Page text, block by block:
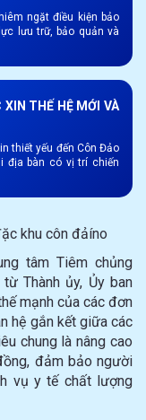
ngặt điều kiện bảo
lưu trữ, bảo quản và
THẾ HỆ MỚI VÀ
thiết yếu đến Côn Đảo
địa bàn có vị trí chiến
tâm Tiêm chủng
Thành ủy, Ủy ban
mạnh của các đơn
hệ gắn kết giữa các
chung là nâng cao
đảm bảo người
vụ y tế chất lượng